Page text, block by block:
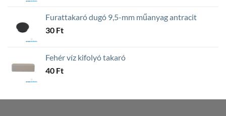
Furattakaró dugó 9,5-mm műanyag antracit
30 Ft
Fehér víz kifolyó takaró
40 Ft